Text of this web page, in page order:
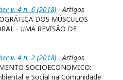
v. 4 n. 6 (2018) - Artigos
DOS MÚSCULOS
- UMA REVISÃO DE
v. 4 n. 2 (2018) - Artigos
SOCIOECONOMICO:
e Social na Comunidade